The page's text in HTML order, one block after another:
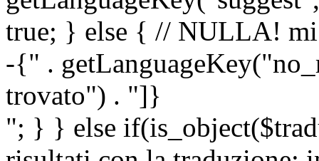
true; } else { // NULLA! mi
-{" .
trovato") . "]}
"; } } else